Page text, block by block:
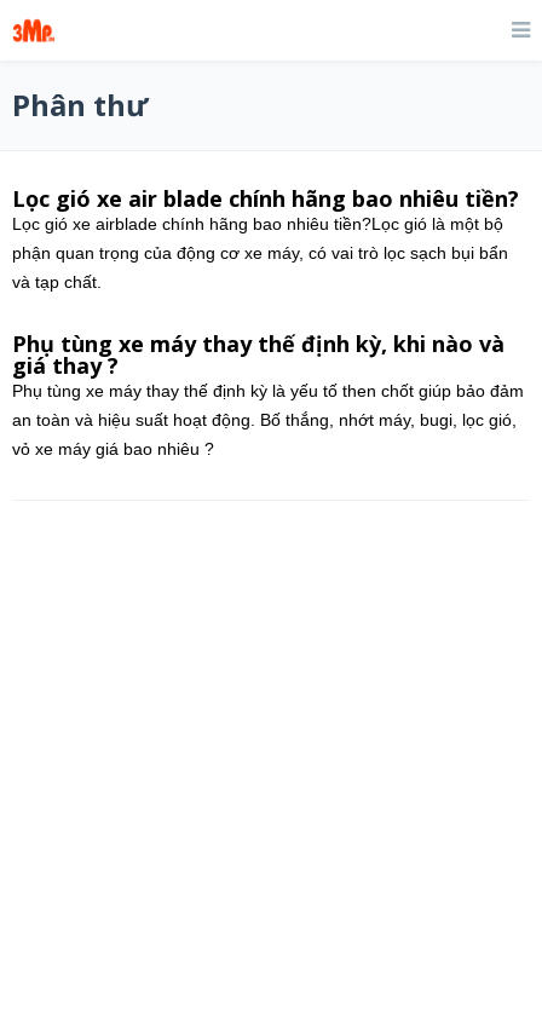
Phân thư
Lọc gió xe air blade chính hãng bao nhiêu tiền?
Lọc gió xe airblade chính hãng bao nhiêu tiền?Lọc gió là một bộ
phận quan trọng của động cơ xe máy, có vai trò lọc sạch bụi bẩn
và tạp chất.
Phụ tùng xe máy thay thế định kỳ, khi nào và
giá thay ?
Phụ tùng xe máy thay thế định kỳ là yếu tố then chốt giúp bảo đảm
an toàn và hiệu suất hoạt động. Bố thắng, nhớt máy, bugi, lọc gió,
vỏ xe máy giá bao nhiêu ?